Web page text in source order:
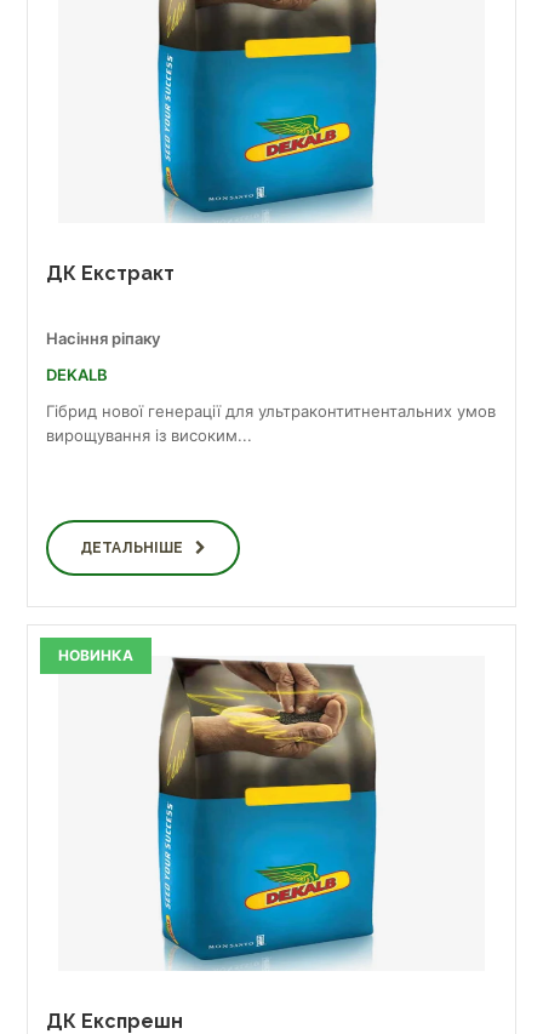
ДК Екстракт
Насіння ріпаку
DEKALB
Гібрид нової генерації для ультраконтитнентальних умов
вирощування із високим...
ДЕТАЛЬНІШЕ
ДК Експрешн
НОВИНКА